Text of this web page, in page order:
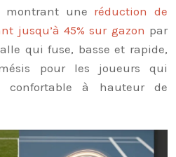
montrant une réduction de
jusqu’à 45% sur gazon par
qui fuse, basse et rapide,
pour les joueurs qui
confortable à hauteur de